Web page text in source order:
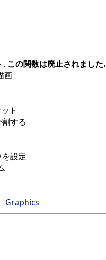
. この関数は廃止されました.
画
ト
する
設定
Graphics